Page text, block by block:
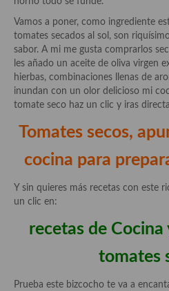
Prensa
Recetas
Acompañamientos
Airfryer recetas
aditivos
Especias, mezclas de especias
Hierbas aromáticas
Vamos a poner, como ingrediente
tomates secados al sol, son
sabor. A mi me gusta comprarlos
les añado un aceite de oliva virgen
hierbas, combinaciones llenas de
inundan con un olor delicioso mi
tomate seco haz un clic y iras
Tomates secos,
cocina para
Y sin quieres más recetas con este
un clic en:
recetas de Cocina
tomates
Prueba este bizcocho te va a